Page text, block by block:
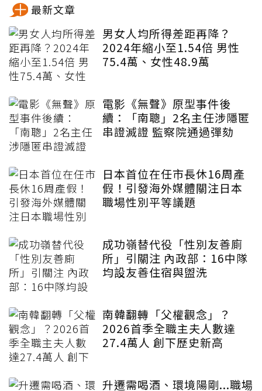
最新文章
男女人均所得差距再降？
2024年縮小至1.54倍 男性
75.4萬、女性48.9萬
電影《無聲》原型事件後
續：「南聰」2名主任涉隱匿
串證滅證 監察院通過彈劾
日本首位在任市長休16周產
假！引發海外媒體關注日本
職場性別平等議題
成功嶺替代役「性別友善廁
所」引關注 內政部：16中隊
均設友善住宿與盥洗
南韓翻轉「父權觀念」？
2026首季全職主夫人數達
27.4萬人 創下歷史新高
升遷需喝酒、環境陽剛...職場